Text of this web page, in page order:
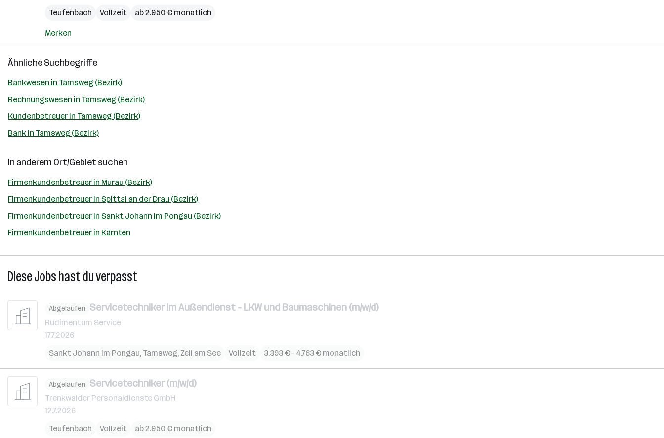
Teufenbach
Vollzeit ab 2.950 € monatlich
Merken
Ähnliche Suchbegriffe
Bankwesen in Tamsweg (Bezirk)
Rechnungswesen in Tamsweg (Bezirk)
Kundenbetreuer in Tamsweg (Bezirk)
Bank in Tamsweg (Bezirk)
In anderem Ort/Gebiet suchen
Firmenkundenbetreuer in Murau (Bezirk)
Firmenkundenbetreuer in Spittal an der Drau (Bezirk)
Firmenkundenbetreuer in Sankt Johann im Pongau (Bezirk)
Firmenkundenbetreuer in Kärnten
Diese Jobs hast du verpasst
Abgelaufen Servicetechniker im Außendienst - LKW und Baumaschinen (m/w/d)
Rudimentum Service
17.7.2026
Sankt Johann im Pongau, Tamsweg, Zell am See Vollzeit 3.393 € – 4.763 € monatlich
Abgelaufen Servicetechniker (m/w/d)
Trenkwalder Personaldienste GmbH
12.7.2026
Teufenbach
Vollzeit ab 2.950 € monatlich